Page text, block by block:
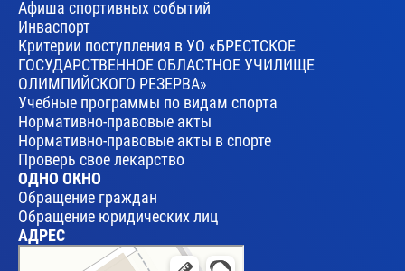
Афиша спортивных событий
Инваспорт
Критерии поступления в УО «БРЕСТСКОЕ
ГОСУДАРСТВЕННОЕ ОБЛАСТНОЕ УЧИЛИЩЕ
ОЛИМПИЙСКОГО РЕЗЕРВА»
Учебные программы по видам спорта
Нормативно-правовые акты
Нормативно-правовые акты в спорте
Проверь свое лекарство
ОДНО ОКНО
Обращение граждан
Обращение юридических лиц
АДРЕС
Брест
Улица Леваневского, 17 — Яндекс Карты